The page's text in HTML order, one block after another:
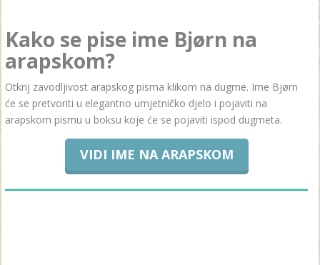
Kako se pise ime Bjørn na
arapskom?
Otkrij zavodljivost arapskog pisma klikom na dugme. Ime Bjørn
će se pretvoriti u elegantno umjetničko djelo i pojaviti na
arapskom pismu u boksu koje će se pojaviti ispod dugmeta.
VIDI IME NA ARAPSKOM